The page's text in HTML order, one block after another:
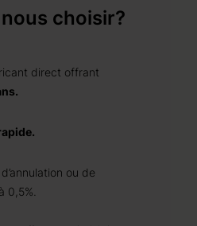
choisir?
direct offrant
ou de
0,5%.